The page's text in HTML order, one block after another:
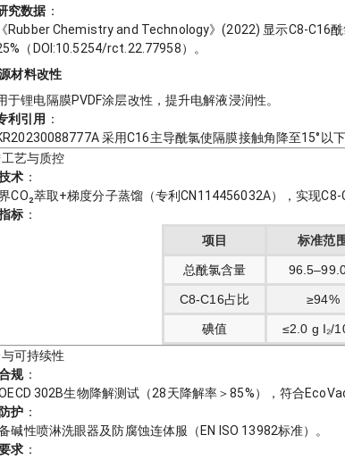
究数据：
《Rubber Chemistry and Technology》(2022) 显示C8-C16
（DOI:10.5254/rct.22.77958）。
材料改性
于锂电隔膜PVDF涂层改性，提升电解液浸润性。
利引用 ：
采用C16主导酰氯使隔膜接触角降至15°以
艺与质控
术 ：
CO₂萃取+梯度分子蒸馏（专利CN114456032A），实现C8-
标 ：
项目
标准范
总酰氯含量
C8-C16占比 ≥94%
碘值 ≤2.0 g I₂/
可持续性
规：
302B生物降解测试（28天降解率＞85%），符合
护 ：
碱性喷淋洗眼器及防腐蚀连体服（EN ISO 13982标准）。
求 ：